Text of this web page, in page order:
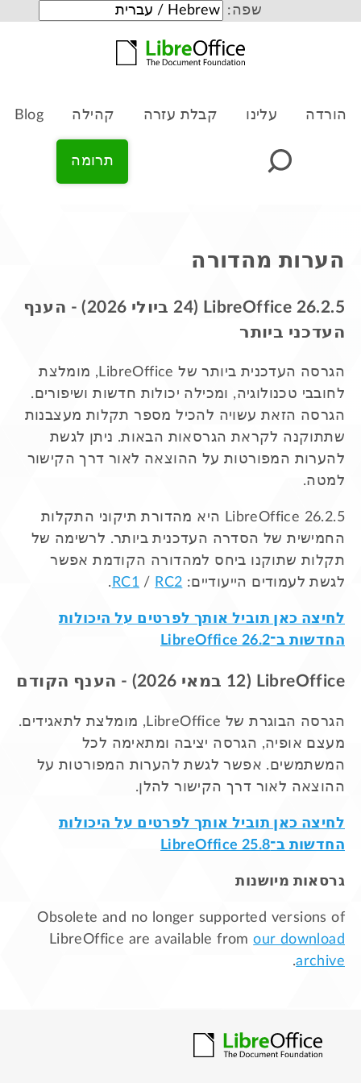
שפה:
הורדה עלינו קבלת עזרה קהילה Blog
תרומה
הערות מהדורה
LibreOffice 26.2.5 (24 ביולי 2026) - הענף
העדכני ביותר
הגרסה העדכנית ביותר של LibreOffice, מומלצת
לחובבי טכנולוגיה, ומכילה יכולות חדשות ושיפורים.
הגרסה הזאת עשויה להכיל מספר תקלות מעצבנות
שתתוקנה לקראת הגרסאות הבאות. ניתן לגשת
להערות המפורטות על ההוצאה לאור דרך הקישור
למטה.
LibreOffice 26.2.5 היא מהדורת תיקוני התקלות
החמישית של הסדרה העדכנית ביותר. לרשימה של
תקלות שתוקנו ביחס למהדורה הקודמת אפשר
לגשת לעמודים הייעודיים:
RC1/ RC2
.
לחיצה כאן תוביל אותך לפרטים על היכולות
החדשות ב־LibreOffice 26.2
LibreOffice (12 במאי 2026) - הענף הקודם
הגרסה הבוגרת של LibreOffice, מומלצת לתאגידים.
מעצם אופיה, הגרסה יציבה ומתאימה לכל
המשתמשים. אפשר לגשת להערות המפורטות על
ההוצאה לאור דרך הקישור להלן.
לחיצה כאן תוביל אותך לפרטים על היכולות
החדשות ב־LibreOffice 25.8
גרסאות מיושנות
Obsolete and no longer supported versions of
LibreOffice are available fromour download
archive
.